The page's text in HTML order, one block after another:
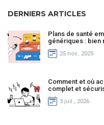
DERNIERS ARTICLES
Plans de santé
génériques : bien
25 nov., 2025
Comment et où
complet et
3 juil., 2026